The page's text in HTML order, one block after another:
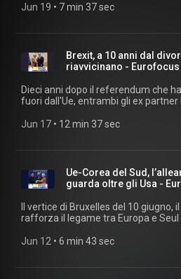
l’applicazione ai medicinali venduti
privare dell’accesso a farmaci salvavita. Ascolta
ogni giorno su
(https://podcast.adnkronos.com/show/
le piattaforme di streaming. Estratti audio: archivio audiovisivi
Adnkronos. Musiche su licenza
Jun 19 • 7 min 37 sec
Brexit, a 10 anni dal
riavvicinano -
Dieci anni dopo il referendum che
fuori dall'Ue, entrambi gli ex partner
presidente della delegazione Ue
piattaforme di streaming. Estratti audio: archivio audiovisivi
Adnkronos. Musiche su licenza
Jun 17 • 12 min 37 sec
Ue-Corea del Sud,
guarda oltre gli Usa -
Il vertice di Bruxelles del 10 giugno,
rafforza il legame tra Europa e Seul
volontà del blocco di costruire
Jun 12 • 6 min 43 sec